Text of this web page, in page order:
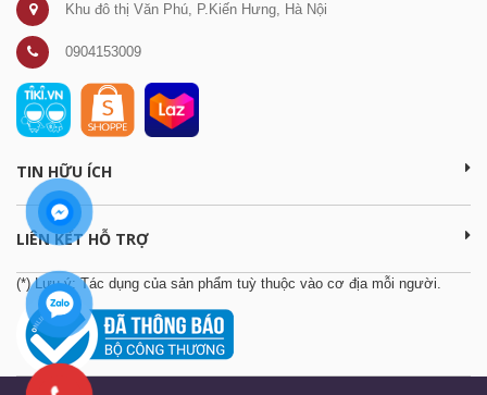
Khu đô thị Văn Phú, P.Kiến Hưng, Hà Nội
0904153009
TIN HỮU ÍCH
LIÊN KẾT HỖ TRỢ
(*) Lưu ý: Tác dụng của sản phẩm tuỳ thuộc vào cơ địa mỗi người.